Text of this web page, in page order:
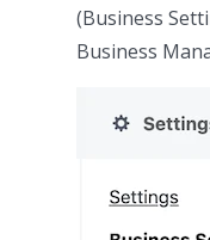
(Business
Business